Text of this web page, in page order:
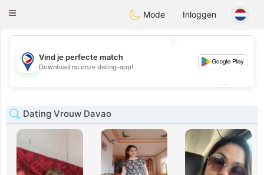
PhilippinesChat
Toggle
Mode Inloggen
💖
💕
Vind je perfecte match
Download nu onze dating-app!
Dating Vrouw Davao